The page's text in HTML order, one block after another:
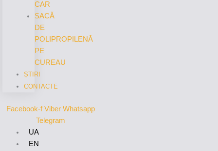
CAR
SACĂ
DE
POLIPROPILENĂ
PE
CUREAU
ȘTIRI
CONTACTE
Facebook-f Viber Whatsapp
Telegram
UA
EN